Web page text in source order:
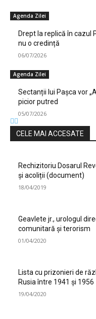
Agenda Zilei
Drept la replică în
nu o credință
06/07/2026
Agenda Zilei
Sectanții lui Pașca vor
picior putred
05/07/2026
CELE MAI ACCESATE
Rechizitoriu Dosarul
și acoliții (document)
18/04/2019
Geavlete jr., urologul
comunitară și terorism
01/04/2020
Lista cu prizonieri de
Rusia între 1941 și 1956
19/04/2020